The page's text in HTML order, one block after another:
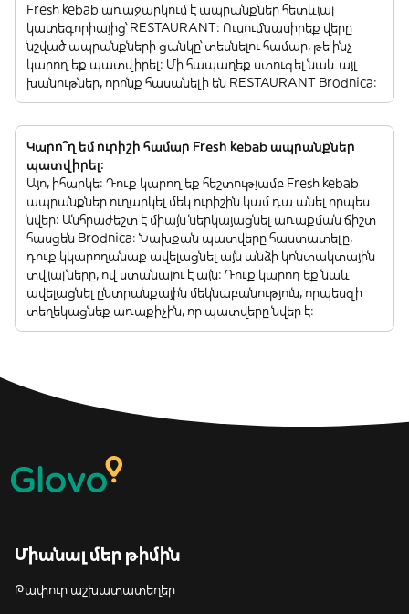
Fresh kebab առաջարկում է ապրանքներ հետևյալ
կատեգորիայից՝ RESTAURANT: Ուսումնասիրեք վերը
նշված ապրանքների ցանկը՝ տեսնելու համար, թե ինչ
կարող եք պատվիրել: Մի հապաղեք ստուգել նաև այլ
խանութներ, որոնք հասանելի են RESTAURANT Brodnica:
Կարո՞ղ եմ ուրիշի համար Fresh kebab ապրանքներ
պատվիրել:
Այո, իհարկե: Դուք կարող եք հեշտությամբ Fresh kebab
ապրանքներ ուղարկել մեկ ուրիշին կամ դա անել որպես
նվեր: Անհրաժեշտ է միայն ներկայացնել առաքման ճիշտ
հասցեն Brodnica: Նախքան պատվերը հաստատելը,
դուք կկարողանաք ավելացնել այն անձի կոնտակտային
տվյալները, ով ստանալու է այն: Դուք կարող եք նաև
ավելացնել ընտրանքային մեկնաբանություն, որպեսզի
տեղեկացնեք առաքիչին, որ պատվերը նվեր է:
Միանալ մեր թիմին
Թափուր աշխատատեղեր